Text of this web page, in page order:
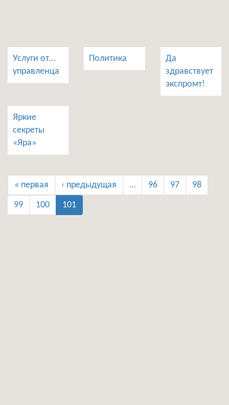
Услуги от...
управленца
Политика
Да
здравствует
экспромт!
Яркие
секреты
«Яра»
« первая ‹ предыдущая … 96 97 98
99 100 101